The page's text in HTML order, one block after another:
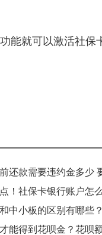
能就可以激活社保
还款需要违约金多少
！社保卡银行账户怎
就能完成！
中小板的区别有哪些
吗？
能得到花呗金？花呗